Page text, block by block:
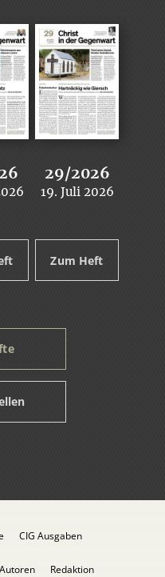
29/2026
:
19. Juli 2026
Zum Heft
CIG Ausgaben
Redaktion